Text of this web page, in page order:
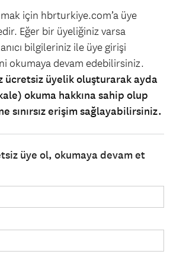
için hbrturkiye.com’a üye
Eğer bir üyeliğiniz varsa
bilgileriniz ile üye girişi
okumaya devam edebilirsiniz.
ücretsiz üyelik oluşturarak ayda
okuma hakkına sahip olup
sınırsız erişim sağlayabilirsiniz.
üye ol, okumaya devam et